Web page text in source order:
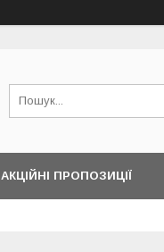
АКЦІЙНІ ПРОПОЗИЦІЇ